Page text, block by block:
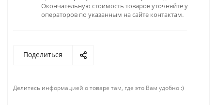
Окончательную стоимость товаров уточняйте у
операторов по указанным на сайте контактам.
Поделиться
Делитесь информацией о товаре там, где это Вам удобно :)